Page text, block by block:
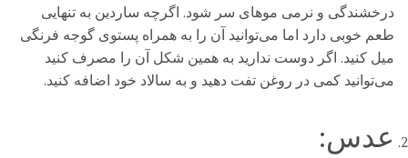
درخشندگی و نرمی موهای سر شود. اگرچه ساردین به تنهایی
طعم خوبی دارد اما می‌توانید آن را به همراه پستوی گوجه فرنگی
میل کنید. اگر دوست ندارید به همین شکل آن را مصرف کنید
می‌توانید کمی در روغن تفت دهید و به سالاد خود اضافه کنید.
عدس: